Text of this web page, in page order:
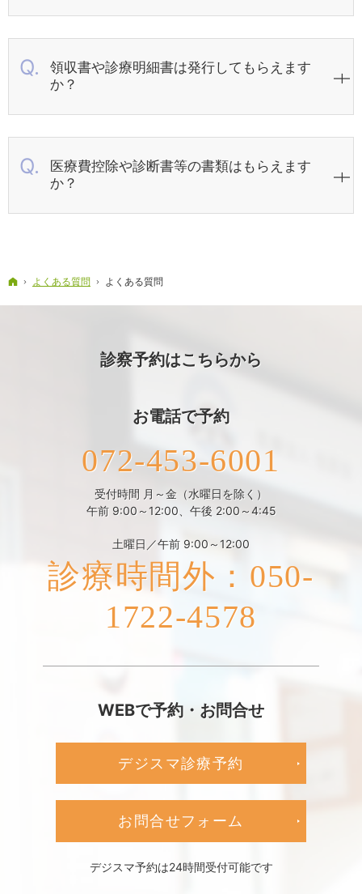
領収書や診療明細書は発行してもらえます
か？
医療費控除や診断書等の書類はもらえます
か？
ホーム
よくある質問 よくある質問
診察予約はこちらから
お電話で予約
072-453-6001
受付時間 月～金（水曜日を除く）
午前 9:00～12:00、午後 2:00～4:45
土曜日／午前 9:00～12:00
診療時間外：050-
1722-4578
WEBで予約・お問合せ
デジスマ診療予約
お問合せフォーム
デジスマ予約は24時間受付可能です